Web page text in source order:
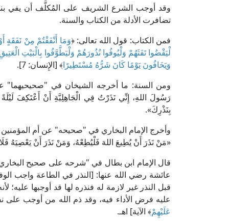
وقد أوجب الشرع الشريف على المُكلَّف أن يفي
تضافرت الأدلة من الكتاب والسنة.
فمن الكتاب: قول الله تعالى: ﴿وَمَا أَنْفَقْتُمْ مِنْ نَفَقَةٍ
لْيَقْضُوا تَفَثَهُمْ وَلْيُوفُوا نُذُورَهُمْ وَلْيَطَّوَّفُوا بِالْبَيْتِ
وَيَخَافُونَ يَوْمًا كَانَ شَرُّهُ مُسْتَطِيرًا﴾ [الإِنسان: 7].
ومن السنة: ما أخرجه الشيخان في "صحيحيهما"
رَسُولَ اللهِ، إِنِّي نَذَرْتُ فِي الْجَاهِلِيَّةِ أَنْ أَعْتَكِفَ
بِنَذْرِكَ».
وأخرج الإمام البخاري في "صحيحه" عن أم
«مَنْ نَذَرَ أَنْ يُطِيعَ اللهَ فَلْيُطِعْهُ، وَمَنْ نَذَرَ أَنْ يَعْصِيَهُ
عائشة رضي الله عنها: [النذر في الطاعة واجب
قبل النذر غير لازمة له فنذره لها قد أوجبها
عليه فرض الأداء فيه، وقد ذم الله من أوجب على
عَلَيْهِمْ﴾ الآية] اهـ.